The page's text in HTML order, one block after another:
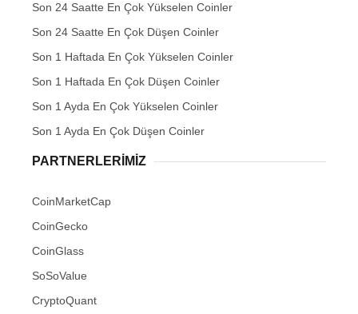
Son 24 Saatte En Çok Yükselen Coinler
Son 24 Saatte En Çok Düşen Coinler
Son 1 Haftada En Çok Yükselen Coinler
Son 1 Haftada En Çok Düşen Coinler
Son 1 Ayda En Çok Yükselen Coinler
Son 1 Ayda En Çok Düşen Coinler
PARTNERLERIMIZ
CoinMarketCap
CoinGecko
CoinGlass
SoSoValue
CryptoQuant